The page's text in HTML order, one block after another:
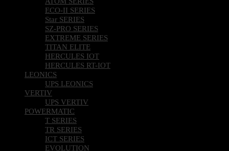
ECO-II SERIES
Star SERIES
SZ-PRO SERIES
EXTREME SERIES
TITAN ELITE
HERCULES IOT
HERCULES RT-IOT
LEONICS
UPS LEONICS
VERTIV
UPS VERTIV
POWERMATIC
T SERIES
TR SERIES
ICT SERIES
EVOLUTION